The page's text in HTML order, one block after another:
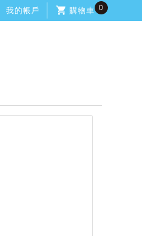
我的帳戶 購物車 0